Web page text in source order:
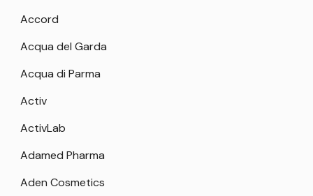
Accord
Acqua del Garda
Acqua di Parma
Activ
ActivLab
Adamed Pharma
Aden Cosmetics